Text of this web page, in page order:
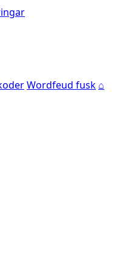
Wordfeud fusk ⌂